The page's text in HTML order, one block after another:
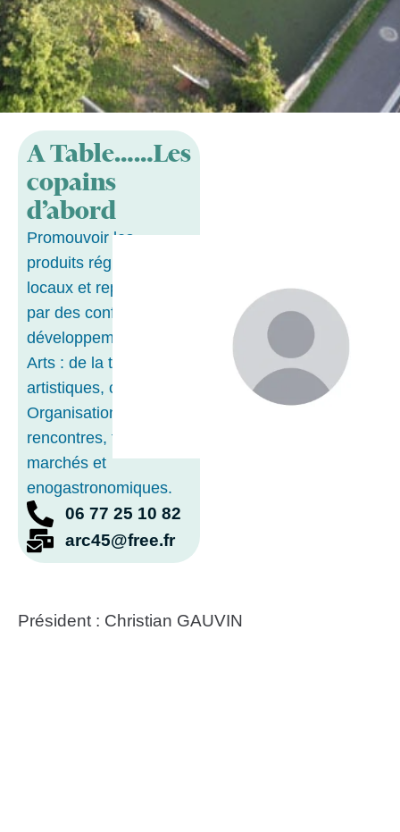
A Table……Les
copains
d’abord
Promouvoir les
produits régionaux et
locaux et représentés
par des confréries ;
développement des
Arts : de la table,
artistiques, culturels.
Organisation de
rencontres, fêtes,
marchés et
enogastronomiques.
06 77 25 10 82
arc45@free.fr
Président : Christian GAUVIN